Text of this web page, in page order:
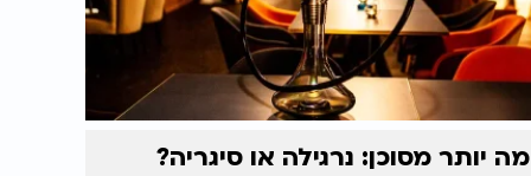
מה יותר מסוכן: נרגילה או סיגריה?